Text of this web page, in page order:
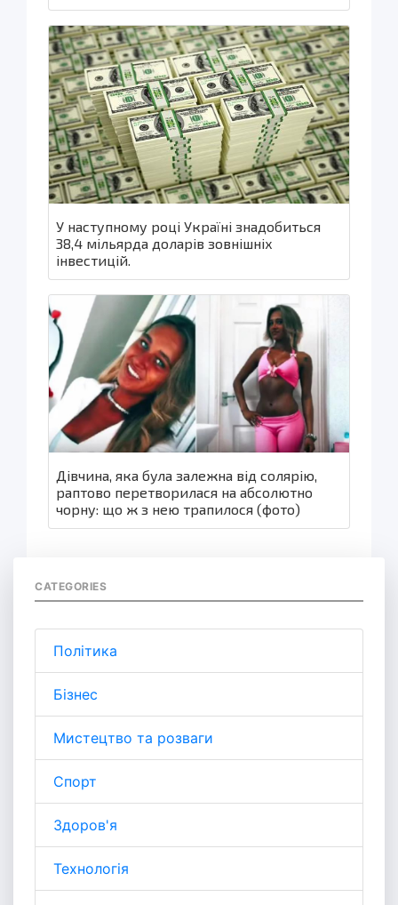
У наступному році Україні знадобиться
38,4 мільярда доларів зовнішніх
інвестицій.
Дівчина, яка була залежна від солярію,
раптово перетворилася на абсолютно
чорну: що ж з нею трапилося (фото)
CATEGORIES
Політика
Бізнес
Мистецтво та розваги
Спорт
Здоров'я
Технологія